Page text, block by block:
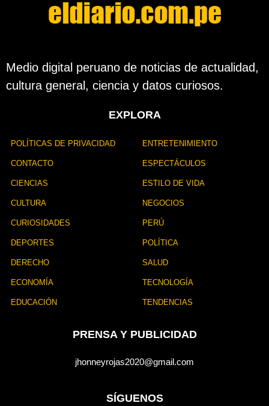
Medio digital peruano de noticias de actualidad,
cultura general, ciencia y datos curiosos.
EXPLORA
POLÍTICAS DE PRIVACIDAD
CONTACTO
CIENCIAS
CULTURA
CURIOSIDADES
DEPORTES
DERECHO
ECONOMÍA
EDUCACIÓN
ENTRETENIMIENTO
ESPECTÁCULOS
ESTILO DE VIDA
NEGOCIOS
PERÚ
POLÍTICA
SALUD
TECNOLOGÍA
TENDENCIAS
PRENSA Y PUBLICIDAD
jhonneyrojas2020@gmail.com
SÍGUENOS